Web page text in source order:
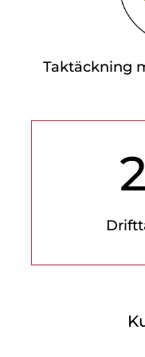
Taktäckning